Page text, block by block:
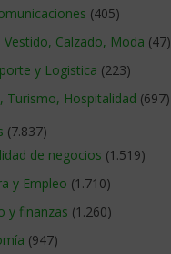
(405)
Vestido, Calzado, Moda (47)
y Logistica (223)
Turismo, Hospitalidad (697)
(7.837)
de negocios (1.519)
y Empleo (1.710)
y finanzas (1.260)
(947)